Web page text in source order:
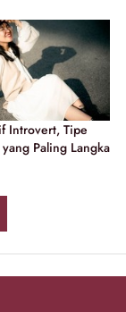
Introvert, Tipe
Paling Langka